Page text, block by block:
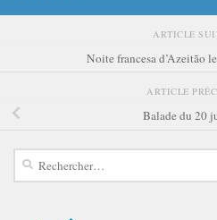
ARTICLE
Noite francesa d’Azeitão
ARTICLE
Balade du 20
Rechercher :